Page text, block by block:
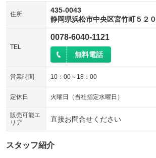
住所
435-0043
静岡県浜松市中央区宮竹町５２０
TEL
0078-6040-1121
無料電話
営業時間 10：00～18：00
定休日 火曜日（当社指定水曜日）
販売可能エ
リア
直接お問合せください
スタッフ紹介